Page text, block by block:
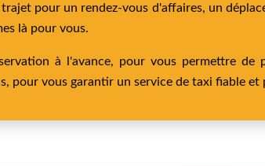
pour un rendez-vous d'affaires, un
là pour vous.
à l'avance, pour vous permettre
pour vous garantir un service de taxi fiable et